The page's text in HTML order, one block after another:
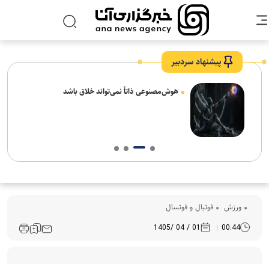
پیشنهاد سردبیر
هوش‌مصنوعی ذاتاً نمی‌تواند خلاق باشد
ورزش فوتبال و فوتسال
00:44
01 / 04 /1405